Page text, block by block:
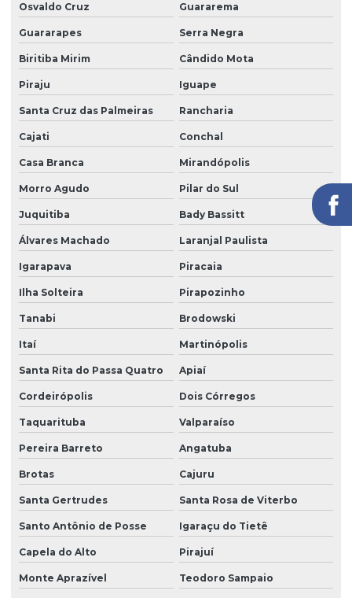
Portaria remota preço
Portaria e zeladoria
Portaria e zeladoria terceirizadas
Poste de câmeras
Recepção e portaria
Recepção e segurança em portarias
Recepção terceirização
Segurança eletrônica
Segurança portaria zeladoria
Serviço de câmeras 24 horas
Serviço de facilities
Serviço de limpeza para empresas
Serviço de limpeza com equipamentos profissionais
Serviço de limpeza terceirizado
Serviço de limpeza terceirizado preço
Serviço de limpeza de vidros
Serviço de limpeza zeladoria
Osvaldo Cruz Guararema
Guararapes Serra Negra
Biritiba Mirim Cândido Mota
Piraju Iguape
Santa Cruz das Palmeiras Rancharia
Cajati Conchal
Casa Branca Mirandópolis
Morro Agudo Pilar do Sul
Juquitiba Bady Bassitt
Álvares Machado Laranjal Paulista
Igarapava Piracaia
Ilha Solteira Pirapozinho
Tanabi Brodowski
Itaí Martinópolis
Santa Rita do Passa Quatro Apiaí
Cordeirópolis Dois Córregos
Taquarituba Valparaíso
Pereira Barreto Angatuba
Brotas Cajuru
Santa Gertrudes Santa Rosa de Viterbo
Santo Antônio de Posse Igaraçu do Tietê
Capela do Alto Pirajuí
Monte Aprazível Teodoro Sampaio